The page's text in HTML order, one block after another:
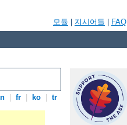
모듈 지시어들 FAQ
fr ko tr